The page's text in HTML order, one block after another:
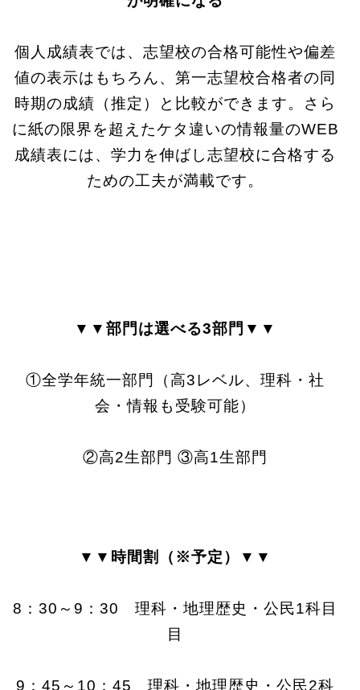
個人成績表では、志望校の合格可能性や偏差
値の表示はもちろん、第一志望校合格者の同
時期の成績（推定）と比較ができます。さら
に紙の限界を超えたケタ違いの情報量のWEB
成績表には、学力を伸ばし志望校に合格する
ための工夫が満載です。
▼▼部門は選べる3部門▼▼
①全学年統一部門（高3レベル、理科・社
会・情報も受験可能）
②高2生部門 ③高1生部門
▼▼ 時間割（※予定） ▼▼
8：30～9：30 理科・地理歴史・公民1科目
目
9：45～10：45 理科・地理歴史・公民2科